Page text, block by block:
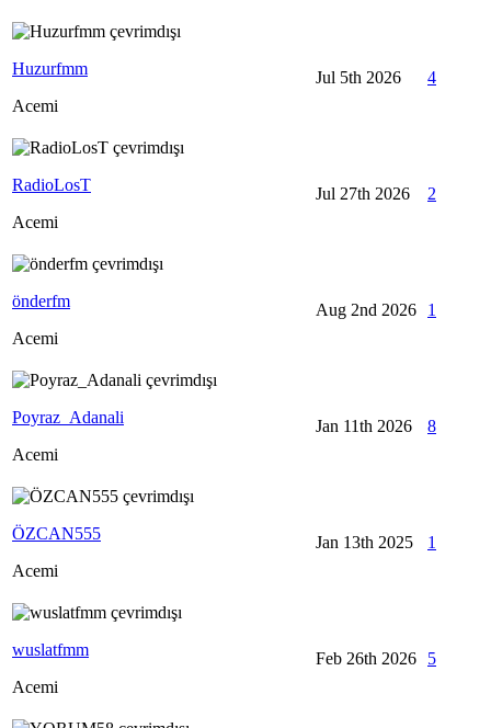
Huzurfmm
Acemi
Jul 5th 2026 4
RadioLosT
Acemi
Jul 27th 2026 2
önderfm
Acemi
Aug 2nd 2026 1
Poyraz_Adanali
Acemi
Jan 11th 2026 8
ÖZCAN555
Acemi
Jan 13th 2025 1
wuslatfmm
Acemi
Feb 26th 2026 5